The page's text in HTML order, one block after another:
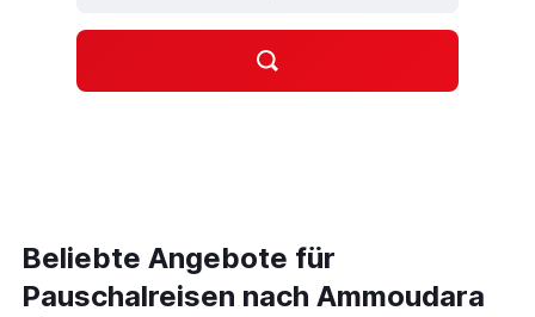
Beliebte Angebote für
Pauschalreisen nach Ammoudara